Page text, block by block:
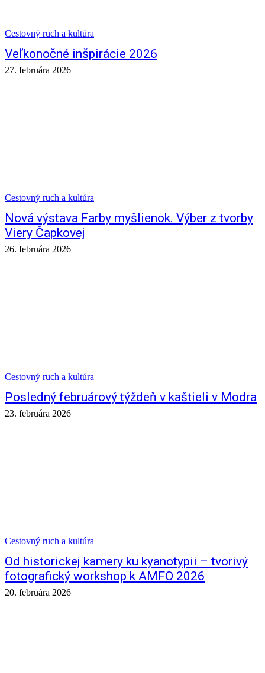
Cestovný ruch a kultúra
Veľkonočné inšpirácie 2026
27. februára 2026
Cestovný ruch a kultúra
Nová výstava Farby myšlienok. Výber z tvorby
Viery Čapkovej
26. februára 2026
Cestovný ruch a kultúra
Posledný februárový týždeň v kaštieli v Modra
23. februára 2026
Cestovný ruch a kultúra
Od historickej kamery ku kyanotypii – tvorivý
fotografický workshop k AMFO 2026
20. februára 2026